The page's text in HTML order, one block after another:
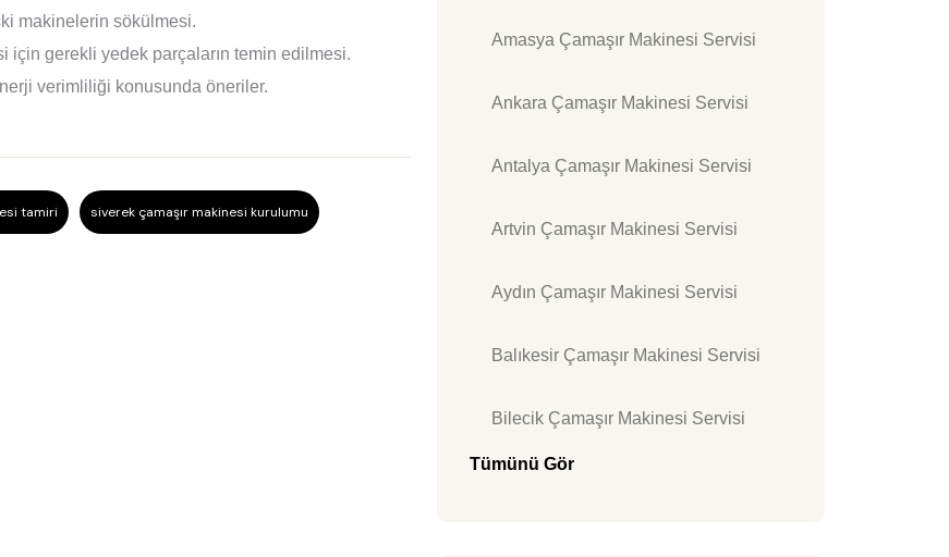
makinelerin sökülmesi.
için gerekli yedek parçaların temin edilmesi.
verimliliği konusunda öneriler.
tamiri siverek çamaşır makinesi kurulumu
Amasya Çamaşır Makinesi Servisi
Ankara Çamaşır Makinesi Servisi
Antalya Çamaşır Makinesi Servisi
Artvin Çamaşır Makinesi Servisi
Aydın Çamaşır Makinesi Servisi
Balıkesir Çamaşır Makinesi Servisi
Bilecik Çamaşır Makinesi Servisi
Tümünü Gör